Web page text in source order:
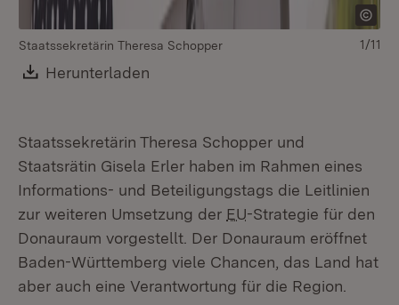
Staatssekretärin Theresa Schopper
Download:
Herunterladen
1/11
Staatssekretärin Theresa Schopper und
Staatsrätin Gisela Erler haben im Rahmen eines
Informations- und Beteiligungstags die Leitlinien
zur weiteren Umsetzung der EU-Strategie für den
Donauraum vorgestellt. Der Donauraum eröffnet
Baden-Württemberg viele Chancen, das Land hat
aber auch eine Verantwortung für die Region.